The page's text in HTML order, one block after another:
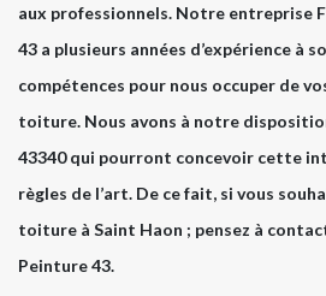
aux professionnels. Notre entreprise
43 a plusieurs années d’expérience à
compétences pour nous occuper de
toiture. Nous avons à notre
43340 qui pourront concevoir cette
règles de l’art. De ce fait, si vous
toiture à Saint Haon ; pensez à
Peinture 43.